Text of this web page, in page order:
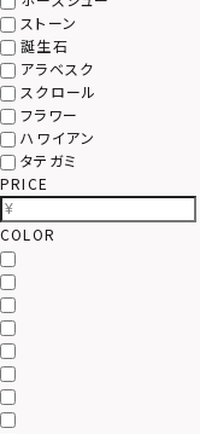
ストーン
誕生石
アラベスク
スクロール
フラワー
ハワイアン
タテガミ
PRICE
COLOR